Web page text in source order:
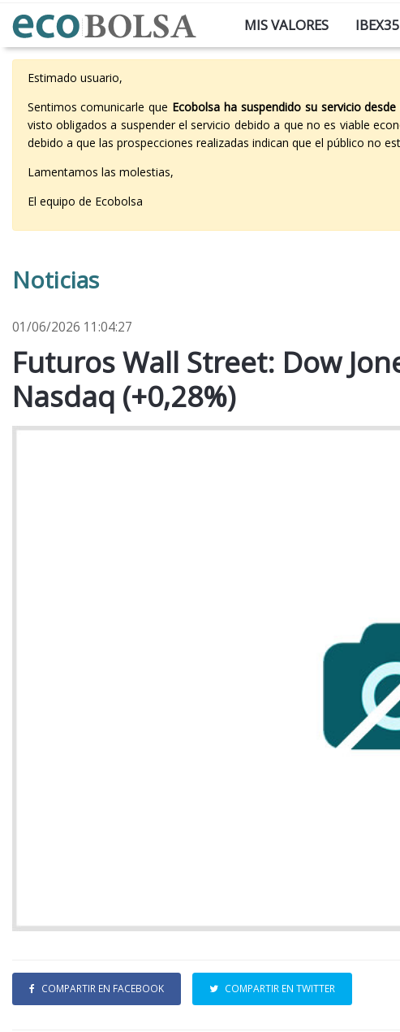
MIS VALORES IBEX35
Estimado usuario,
Sentimos comunicarle que Ecobolsa ha suspendido su servicio
visto obligados a suspender el servicio debido a que no es viable
debido a que las prospecciones realizadas indican que el público no
Lamentamos las molestias,
El equipo de Ecobolsa
Noticias
01/06/2026 11:04:27
Futuros Wall Street: Dow
Nasdaq (+0,28%)
COMPARTIR EN FACEBOOK COMPARTIR EN TWITTER